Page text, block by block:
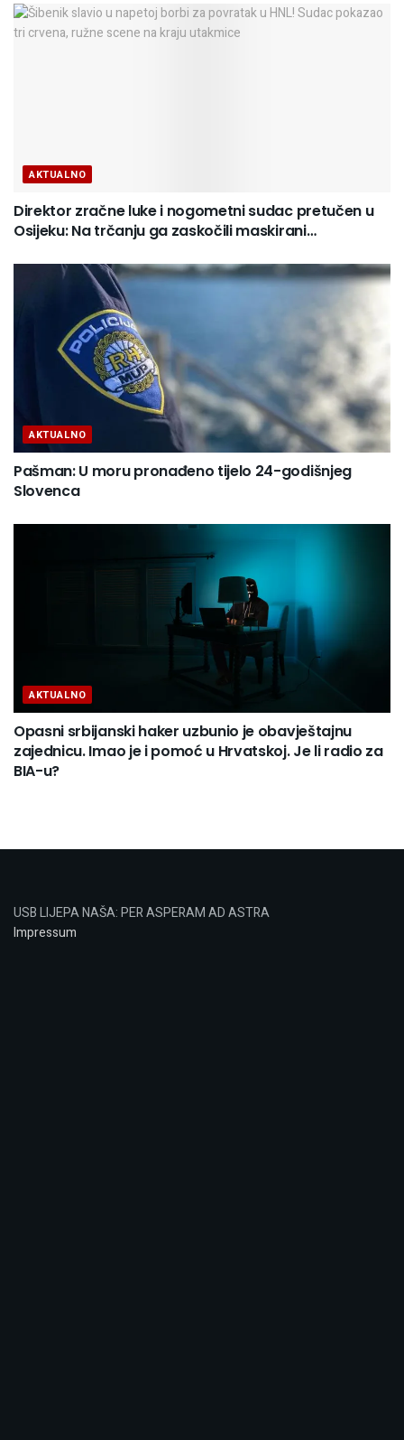
AKTUALNO
Direktor zračne luke i nogometni sudac pretučen u
Osijeku: Na trčanju ga zaskočili maskirani…
AKTUALNO
Pašman: U moru pronađeno tijelo 24-godišnjeg
Slovenca
AKTUALNO
Opasni srbijanski haker uzbunio je obavještajnu
zajednicu. Imao je i pomoć u Hrvatskoj. Je li radio za
BIA-u?
USB LIJEPA NAŠA: PER ASPERAM AD ASTRA
Impressum